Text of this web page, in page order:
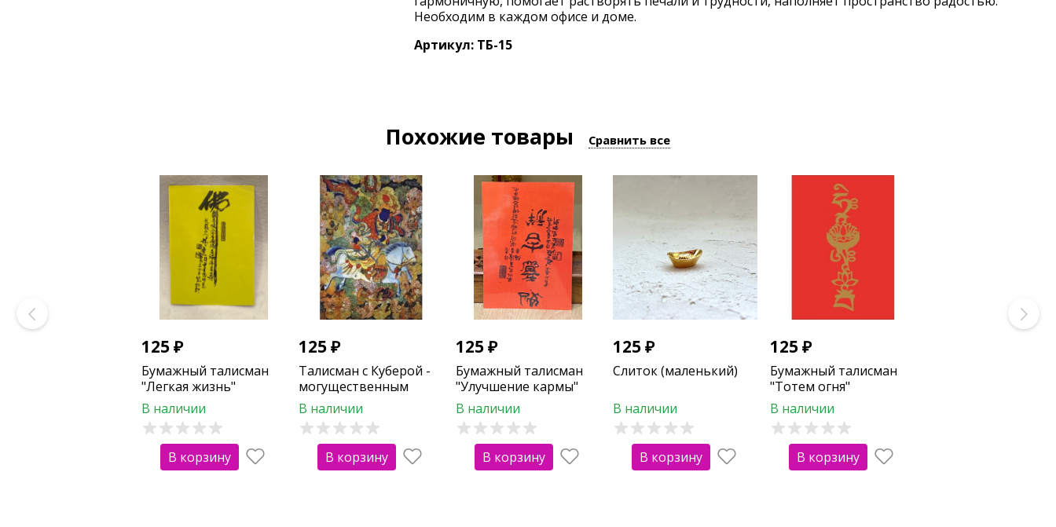
Необходим в каждом офисе и доме.
Артикул: ТБ-15
Похожие товары Сравнить все
125₽
Бумажный талисман
"Легкая жизнь"
В наличии
В корзину
125₽
Талисман с Куберой -
могущественным
богом богатства
В наличии
В корзину
125₽
Бумажный талисман
"Улучшение кармы"
В наличии
В корзину
125₽
Слиток (маленький)
В наличии
В корзину
125₽
Бумажный талисман
"Тотем огня"
В наличии
В корзину